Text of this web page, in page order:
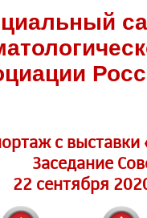
c выставки
Заседание
22 сентября